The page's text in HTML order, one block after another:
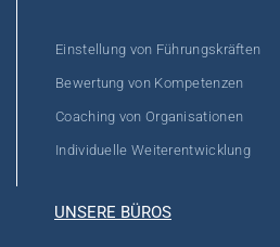
Einstellung von Führungskräften
Bewertung von Kompetenzen
Coaching von Organisationen
Individuelle Weiterentwicklung
UNSERE BÜROS